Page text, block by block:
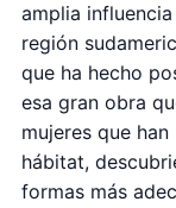
amplia
región
que ha hecho
esa gran obra
mujeres que
hábitat,
formas más